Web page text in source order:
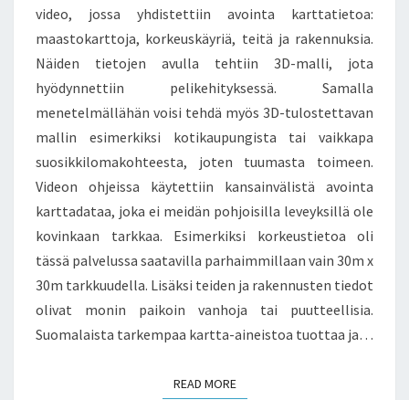
video, jossa yhdistettiin avointa karttatietoa:
maastokarttoja, korkeuskäyriä, teitä ja rakennuksia.
Näiden tietojen avulla tehtiin 3D-malli, jota
hyödynnettiin pelikehityksessä. Samalla
menetelmällähän voisi tehdä myös 3D-tulostettavan
mallin esimerkiksi kotikaupungista tai vaikkapa
suosikkilomakohteesta, joten tuumasta toimeen.
Videon ohjeissa käytettiin kansainvälistä avointa
karttadataa, joka ei meidän pohjoisilla leveyksillä ole
kovinkaan tarkkaa. Esimerkiksi korkeustietoa oli
tässä palvelussa saatavilla parhaimmillaan vain 30m x
30m tarkkuudella. Lisäksi teiden ja rakennusten tiedot
olivat monin paikoin vanhoja tai puutteellisia.
Suomalaista tarkempaa kartta-aineistoa tuottaa ja…
READ MOREREAD MORE